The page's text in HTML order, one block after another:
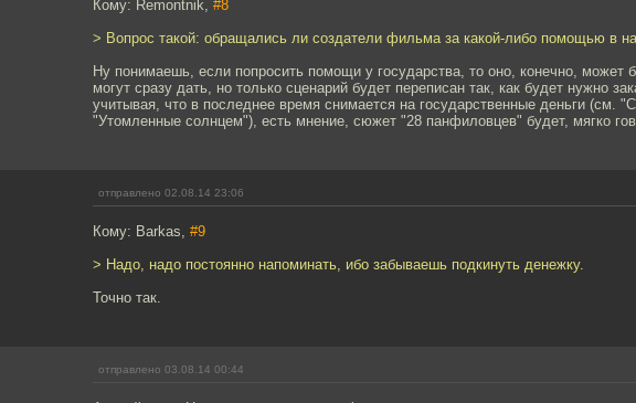
Кому: Remontnik, #8
> Вопрос такой: обращались ли создатели фильма за какой-либо помощью в
Ну понимаешь, если попросить помощи у государства, то оно, конечно, может
могут сразу дать, но только сценарий будет переписан так, как будет нужно
учитывая, что в последнее время снимается на государственные деньги (см.
"Утомленные солнцем"), есть мнение, сюжет "28 панфиловцев" будет, мягко
отправлено 02.08.14 23:06
Кому: Barkas, #9
> Надо, надо постоянно напоминать, ибо забываешь подкинуть денежку.
Точно так.
отправлено 03.08.14 00:44